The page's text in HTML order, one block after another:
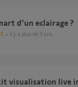
d'un eclairage ?
il y a plus de 9 ans
visualisation live